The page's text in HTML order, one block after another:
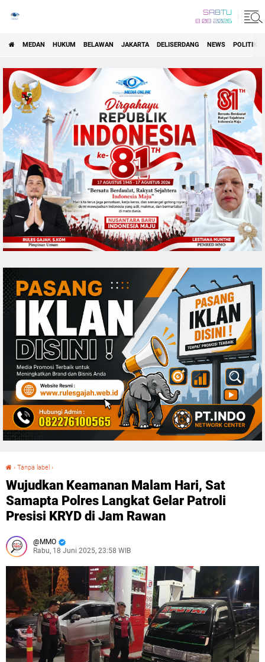
SABTU
8 08 2026
MEDAN HUKUM BELAWAN JAKARTA DELISERDANG NEWS POLITIK
› Tanpa label ›
Wujudkan Keamanan Malam Hari, Sat
Samapta Polres Langkat Gelar Patroli
Presisi KRYD di Jam Rawan
MMO
Rabu, 18 Juni 2025, 23:58 WIB